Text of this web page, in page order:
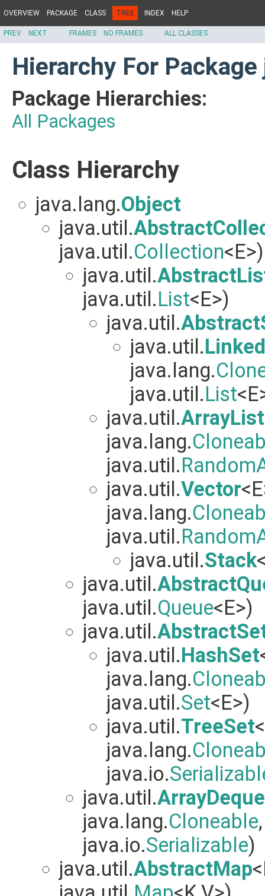
OVERVIEW PACKAGE CLASS TREE INDEX HELP
PREV NEXT FRAMES NO FRAMES ALL CLASSES
Hierarchy For
Package Hierarchies:
All Packages
Class Hierarchy
java.lang.Object
java.util.
java.util.Collection<E>)
java.util.
java.util.List<E>)
java.util.
java.util.
java.lang.
java.util.List
java.util.ArrayList
java.lang.
java.util.
java.util.Vector
java.lang.
java.util.
java.util.Stack
java.util.
java.util.Queue<E>)
java.util.
java.util.HashSet
java.lang.
java.util.Set<E>)
java.util.TreeSet
java.lang.
java.io.
java.util.ArrayDeque
java.lang.Cloneable
java.io.Serializable)
java.util.AbstractMap